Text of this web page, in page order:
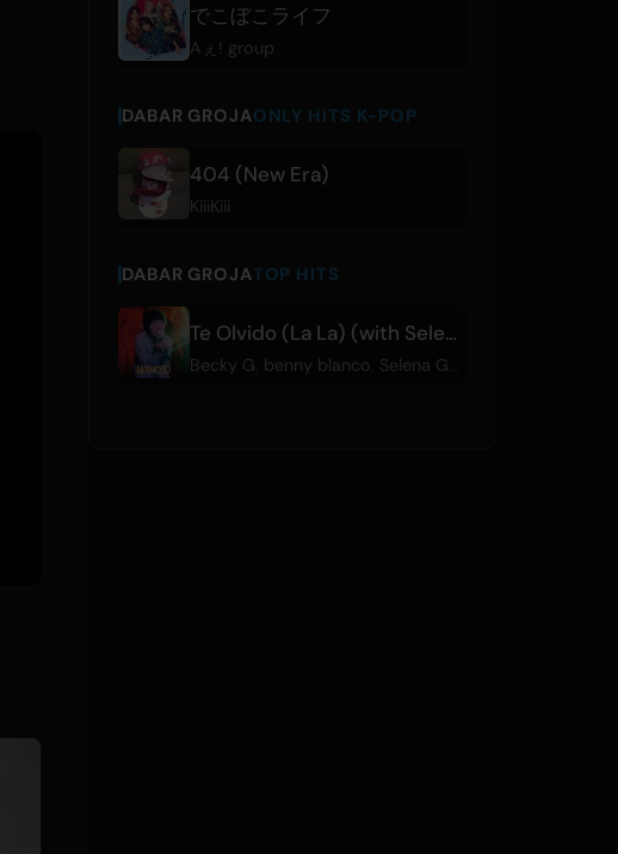
でこぼこライフ
Aぇ! group
DABAR GROJAONLY HITS K-POP
404 (New Era)
KiiiKiii
DABAR GROJATOP HITS
Te Olvido (La La) (with Selena Gomez & Becky G)
Becky G benny blanco Selena Gomez